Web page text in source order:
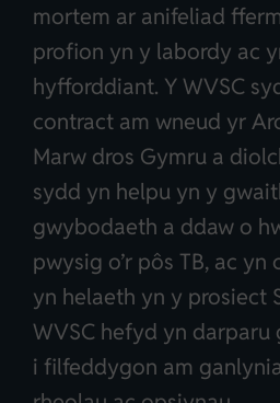
mortem ar anifeliad
profion yn y labordy ac
hyfforddiant. Y WVSC
contract am wneud yr
Marw dros Gymru a
sydd yn helpu yn y
gwybodaeth a ddaw o
pwysig o’r pôs TB, ac
yn helaeth yn y prosiect
WVSC hefyd yn
i filfeddygon am